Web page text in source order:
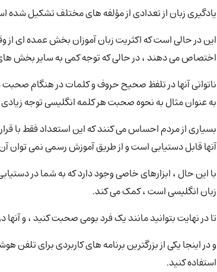
یادگیری زبان از تعدادی از مؤلفه های مختلف تشکیل شده
این در حالی است که اکثریت زبان آموزان بخش عمده ای از
اختصاص می دهند ، در حالی که توجه کمی به سایر بخش
ناتوانی آنها در تلفظ صحیح حروف و کلمات در هنگام
به عنوان مثال به نحوه صحبت هر کلمه انگلیسی توجه
بسیاری از مردم احساس می کنند که این استعداد فقط با
آنها قابل دستیابی است و از طریق آموزش رسمی نمی توان
با این حال ، ابزارهای خاصی وجود دارد که به شما در
زبان انگلیسی است ، کمک می کند.
تا در نهایت بتوانید مانند یک فرد بومی صحبت کنید ، و
و در اینجا یکی از بزرگترین برنامه های کاربردی برای
استفاده کنید.